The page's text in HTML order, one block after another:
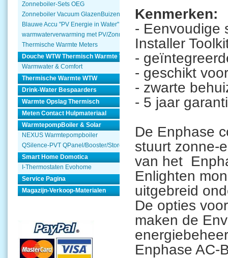
Zonneboiler-Sets OEG
Zonneboiler Vacuum GlazenBuizen
Blauwe Accu "PV Energie in Water"
warmwaterverwarming met PV/Zonnepanelen
Thermische Warmte Meters
Douche WTW Thermisch Warmte Terugwinnen
Warmwater & Comfort
Thermische Warmte WTW
Drink-Water Bespaarders
Warmte Opslag Thermisch
Meten Contact Hulpmateriaal
WarmtepompBoiler & Solar
NEXUS Warmtepompboiler
QSilence-PVT QPanel/Booster/Store
Smart Home Domotica
I-Thermostaten Evohome
Service Pagina
Magazijn-Verkoop-Materialen
Kenmerken:
- Eenvoudige
Installer
-
- geschikt
- zwarte
- 5 jaar
De Enphase
stuurt zonne-
van het
Enlighten
uitgebreid
De opties
maken de
Enphase AC-